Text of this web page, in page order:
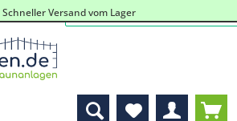
Schneller Versand vom Lager